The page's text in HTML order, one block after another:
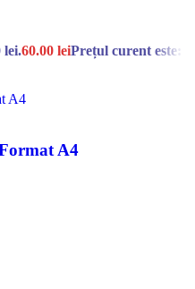
lei.60.00 leiPrețul curent este:
A4